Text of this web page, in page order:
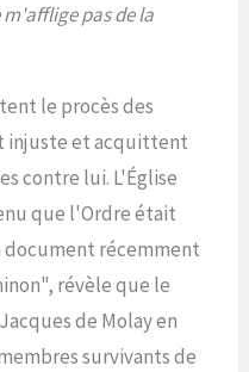
pas de la
le procès des
injuste et acquittent
contre lui. L'Église
que l'Ordre était
récemment
révèle que le
de Molay en
survivants de